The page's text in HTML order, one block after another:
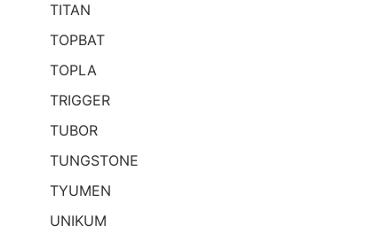
TITAN
TOPBAT
TOPLA
TRIGGER
TUBOR
TUNGSTONE
TYUMEN
UNIKUM